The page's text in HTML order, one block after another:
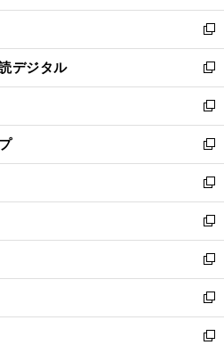
開
く
ウ
で
開
く
ン
ド
ウ
で
開
く
ウ
ィ
ン
ド
ウ
で
開
く
新
し
い
ウ
ィ
ン
ド
ウ
で
開
く
デジタル
新
し
い
ウ
ィ
ン
ド
ウ
で
開
く
新
し
い
ウ
ィ
ン
ド
ウ
で
開
く
新
し
い
ウ
ィ
ン
ド
ウ
で
開
く
新
し
い
ウ
ィ
ン
ド
ウ
で
新
し
い
ウ
ィ
ン
ド
新
し
い
ウ
ィ
新
し
い
新